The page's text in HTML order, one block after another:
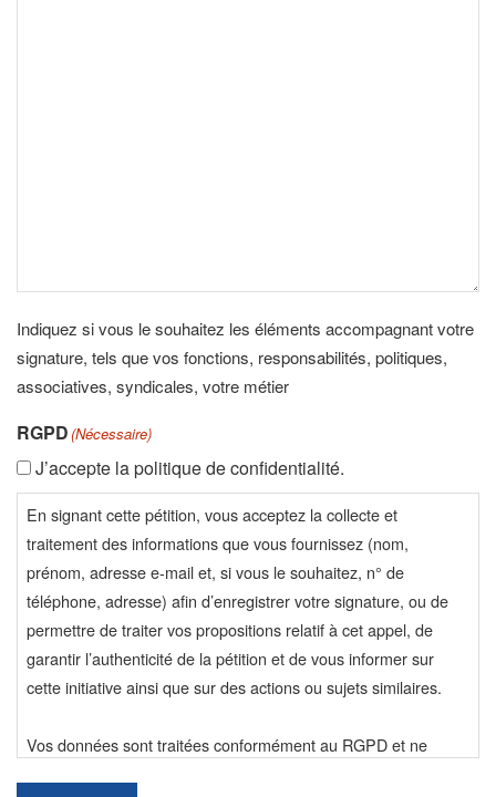
Indiquez si vous le souhaitez les éléments accompagnant votre
signature, tels que vos fonctions, responsabilités, politiques,
associatives, syndicales, votre métier
RGPD(Nécessaire)
J’accepte la politique de confidentialité.
En signant cette pétition, vous acceptez la collecte et
traitement des informations que vous fournissez (nom,
prénom, adresse e-mail et, si vous le souhaitez, n° de
téléphone, adresse) afin d’enregistrer votre signature, ou de
permettre de traiter vos propositions relatif à cet appel, de
garantir l’authenticité de la pétition et de vous informer sur
cette initiative ainsi que sur des actions ou sujets similaires.
Vos données sont traitées conformément au RGPD et ne